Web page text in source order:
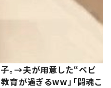
。→夫が用意した“ベビ
育が過ぎるww」「闘魂こ